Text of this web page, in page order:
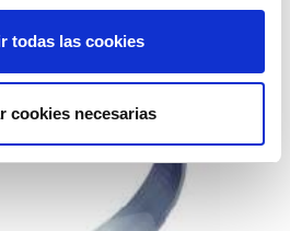
todas las cookies
cookies necesarias